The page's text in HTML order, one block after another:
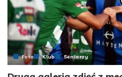
Foto Klub Seniorzy